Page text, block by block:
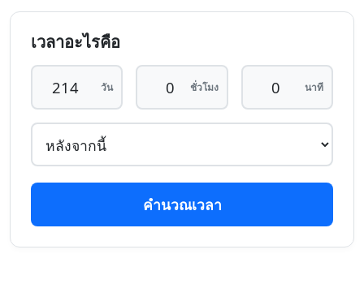
ที่แล้ว
หลังจากนี้
213 วัน
ที่แล้ว
หลังจากนี้
ที่แล้ว
4/1/26
หลังจากนี้
8/3/27
215 วัน
3/1/26 9/3/27
ที่แล้ว
216 วัน
หลังจากนี้
เวลาอะไรคือ
วัน ชั่วโมง นาที
คำนวณเวลา